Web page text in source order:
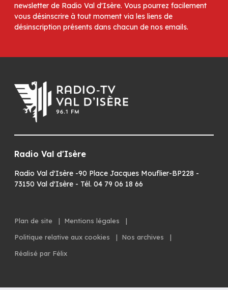
newsletter de Radio Val d'Isère. Vous pourrez facilement
vous désinscrire à tout moment via les liens de
désinscription présents dans chacun de nos emails.
Radio Val d'Isère
Radio Val d'Isère -90 Place Jacques Mouflier-BP228 -
73150 Val d'Isère - Tél. 04 79 06 18 66
Plan de site | Mentions légales
|
Politique relative aux cookies
| Nos archives
|
Réalisé par Félix